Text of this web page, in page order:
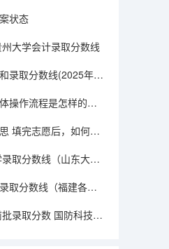
状态
大学会计录取分数线
全国所有警校名单和录取分数线(2025年参考) 陕西提前批警校录取分数
高考志愿填报的具体操作流程是怎样的（江西高考志愿填报详细步骤）
志愿锁定是什么意思 填完志愿后，如何快速知道自己是否被录取
2025山东省各大学录取分数线（山东大学排名及录取分数线）
福州大学闽台合作录取分数线（福建各所大学法学系的分数线2025）
2025年山东省提前批录取分数 国防科技大学提前批山东录取分数线